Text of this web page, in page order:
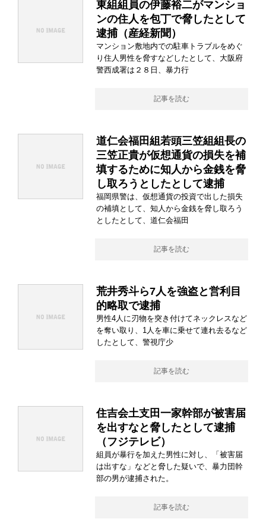
東組組員の伊藤裕二がマンショ
ンの住人を包丁で脅したとして
逮捕（産経新聞）
マンション敷地内での駐車トラブルをめぐ
り住人男性を脅すなどしたとして、大阪府
警西成署は２８日、暴力行
記事を読む
道仁会福田組若頭三笠組組長の
三笠正貴が仮想通貨の損失を補
填するために知人から金銭を脅
し取ろうとしたとして逮捕
福岡県警は、仮想通貨の投資で出した損失
の補填として、知人から金銭を脅し取ろう
としたとして、道仁会福田
記事を読む
荒井秀斗ら7人を強盗と営利目
的略取で逮捕
男性4人に刃物を突き付けてネックレスなど
を奪い取り、1人を車に乗せて連れ去るなど
したとして、警視庁少
記事を読む
住吉会土支田一家幹部が被害届
を出すなと脅したとして逮捕
（フジテレビ）
組員が暴行を加えた男性に対し、「被害届
は出すな」などと脅した疑いで、暴力団幹
部の男が逮捕された。
記事を読む